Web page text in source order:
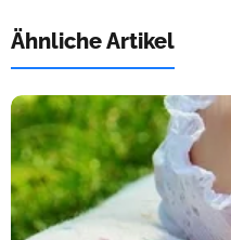
Ähnliche Artikel